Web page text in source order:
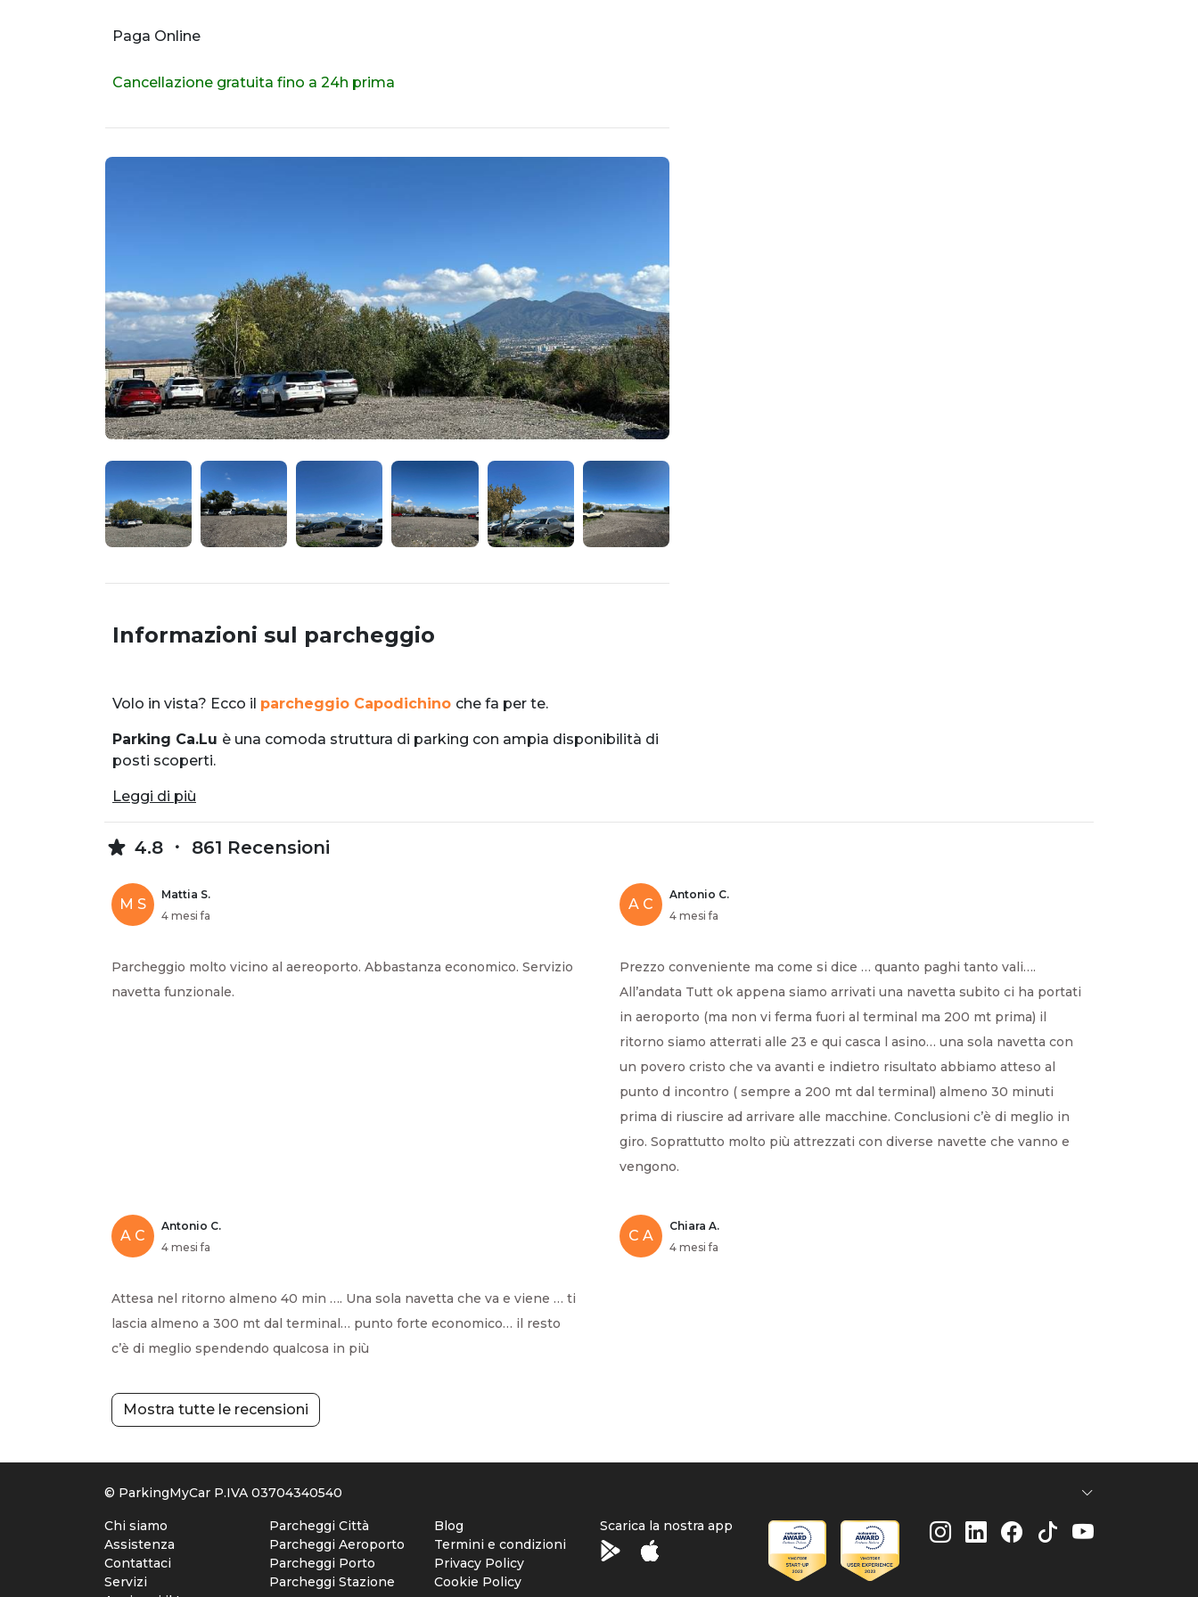
Paga Online
Cancellazione gratuita fino a 24h prima
Informazioni sul parcheggio
Volo in vista? Ecco il parcheggio Capodichino che fa per te.
Parking Ca.Lu è una comoda struttura di parking con ampia disponibilità di
posti scoperti.
Leggi di più
4.8 861 Recensioni
M S
Mattia S.
4 mesi fa
Parcheggio molto vicino al aereoporto. Abbastanza economico. Servizio
navetta funzionale.
A C
Antonio C.
4 mesi fa
Prezzo conveniente ma come si dice … quanto paghi tanto vali….
All’andata Tutt ok appena siamo arrivati una navetta subito ci ha portati
in aeroporto (ma non vi ferma fuori al terminal ma 200 mt prima) il
ritorno siamo atterrati alle 23 e qui casca l asino… una sola navetta con
un povero cristo che va avanti e indietro risultato abbiamo atteso al
punto d incontro ( sempre a 200 mt dal terminal) almeno 30 minuti
prima di riuscire ad arrivare alle macchine. Conclusioni c’è di meglio in
giro. Soprattutto molto più attrezzati con diverse navette che vanno e
vengono.
A C
Antonio C.
4 mesi fa
Attesa nel ritorno almeno 40 min …. Una sola navetta che va e viene … ti
lascia almeno a 300 mt dal terminal… punto forte economico… il resto
c’è di meglio spendendo qualcosa in più
C A
Chiara A.
4 mesi fa
Mostra tutte le recensioni
© ParkingMyCar P.IVA 03704340540
Chi siamo
Assistenza
Contattaci
Servizi
Parcheggi Città
Parcheggi Aeroporto
Parcheggi Porto
Parcheggi Stazione
Blog
Termini e condizioni
Privacy Policy
Cookie Policy
Scarica la nostra app